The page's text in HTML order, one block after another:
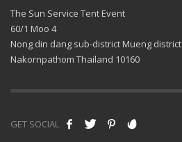
The Sun Service Tent Event
60/1 Moo 4
Nong din dang sub-district Mueng district
Nakornpathom Thailand 10160
GET SOCIAL